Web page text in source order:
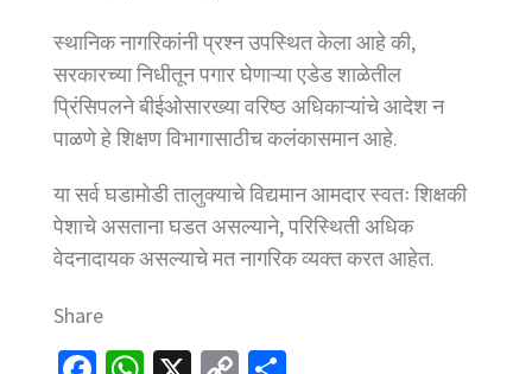
स्थानिक नागरिकांनी प्रश्न उपस्थित केला आहे की,
सरकारच्या निधीतून पगार घेणाऱ्या एडेड शाळेतील
प्रिंसिपलने बीईओसारख्या वरिष्ठ अधिकाऱ्यांचे आदेश न
पाळणे हे शिक्षण विभागासाठीच कलंकासमान आहे.
या सर्व घडामोडी तालुक्याचे विद्यमान आमदार स्वतः शिक्षकी
पेशाचे असताना घडत असल्याने, परिस्थिती अधिक
वेदनादायक असल्याचे मत नागरिक व्यक्त करत आहेत.
Share